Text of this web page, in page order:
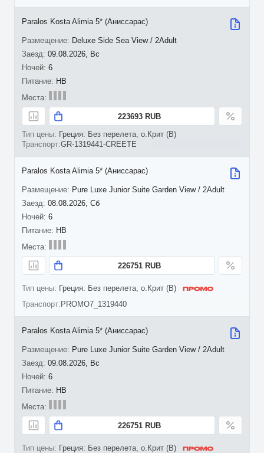
09.08.2026, Вс
6
Paralos Kosta Alimia 5* (Аниссарас)
Deluxe Side Sea View / 2Adult
HB
223693 RUB
Греция: Без перелета, о.Крит (B)
GR-1319441-CREETE
08.08.2026, Сб
6
Paralos Kosta Alimia 5* (Аниссарас)
Pure Luxe Junior Suite Garden View / 2Adult
HB
226751 RUB
Греция: Без перелета, о.Крит (B)
PROMO7_1319440
09.08.2026, Вс
6
Paralos Kosta Alimia 5* (Аниссарас)
Pure Luxe Junior Suite Garden View / 2Adult
HB
226751 RUB
Греция: Без перелета, о.Крит (B)